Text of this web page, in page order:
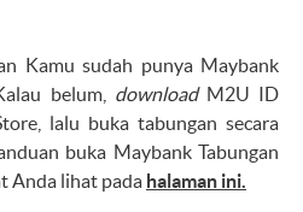
Kamu sudah punya Maybank
belum, downloadM2U ID
lalu buka tabungan secara
buka Maybank Tabungan
Anda lihat pada halaman ini.